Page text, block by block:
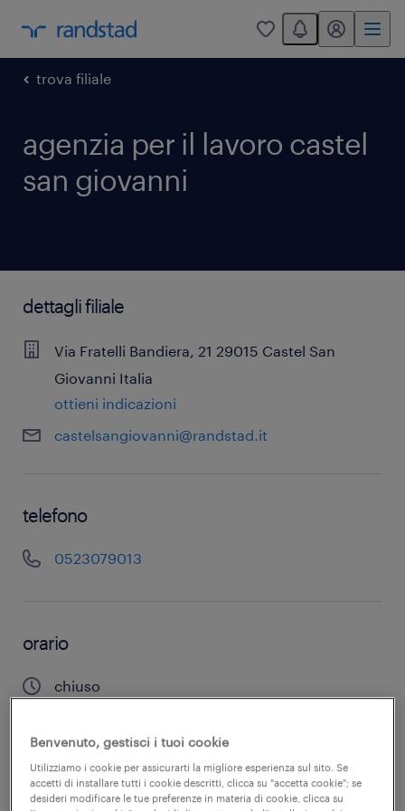
0
You have 0
my randstad
trova filiale
agenzia per il lavoro castel
san giovanni
dettagli filiale
Via Fratelli Bandiera, 21 29015 Castel San
Giovanni Italia
ottieni indicazioni
castelsangiovanni@randstad.it
telefono
0523079013
orario
chiuso
Benvenuto, gestisci i tuoi cookie
Utilizziamo i cookie per assicurarti la migliore esperienza sul sito. Se
accetti di installare tutti i cookie descritti, clicca su "accetta cookie"; se
desideri modificare le tue preferenze in materia di cookie, clicca su